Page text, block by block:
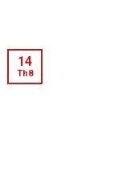
14
Th8